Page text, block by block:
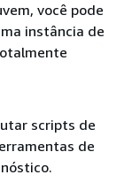
você pode
instância de
scripts de
de